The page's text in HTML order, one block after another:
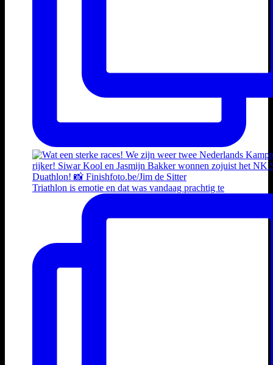
Triathlon is emotie en dat was vandaag prachtig te